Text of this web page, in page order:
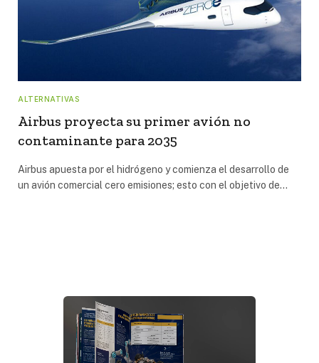
ALTERNATIVAS
Airbus proyecta su primer avión no
contaminante para 2035
Airbus apuesta por el hidrógeno y comienza el desarrollo de
un avión comercial cero emisiones; esto con el objetivo de…